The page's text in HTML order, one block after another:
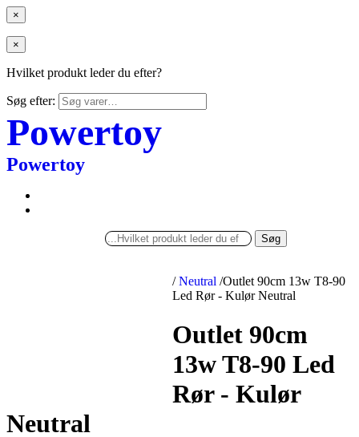
×
×
Hvilket produkt leder du efter?
Søg efter:
Powertoy
Powertoy
Søg
/ Neutral /Outlet 90cm 13w T8-90
Led Rør - Kulør Neutral
Outlet 90cm
13w T8-90 Led
Rør - Kulør
Neutral